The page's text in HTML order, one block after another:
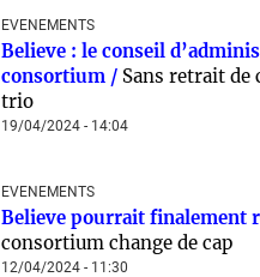
EVENEMENTS
Believe : le conseil
consortium / Sans retrait de
trio
19/04/2024 - 14:04
EVENEMENTS
Believe pourrait finalement
consortium change de cap
12/04/2024 - 11:30